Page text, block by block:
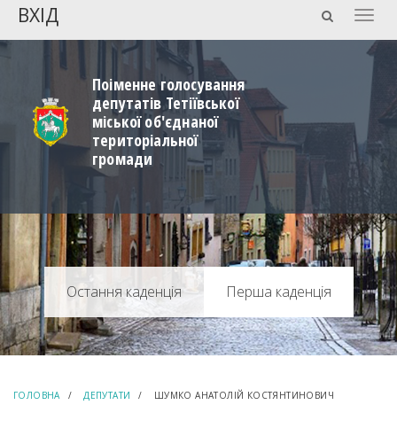
ВХІД
Поіменне голосування
депутатів Тетіївської
міської об'єднаної
територіальної
громади
Перша каденція
ГОЛОВНА ДЕПУТАТИ ШУМКО АНАТОЛІЙ КОСТЯНТИНОВИЧ